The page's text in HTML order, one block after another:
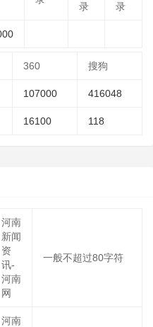
录
录
360 搜狗
107000 416048
16100 118
河南
新闻
资
讯-
河南
网
一般不超过80字符
河南